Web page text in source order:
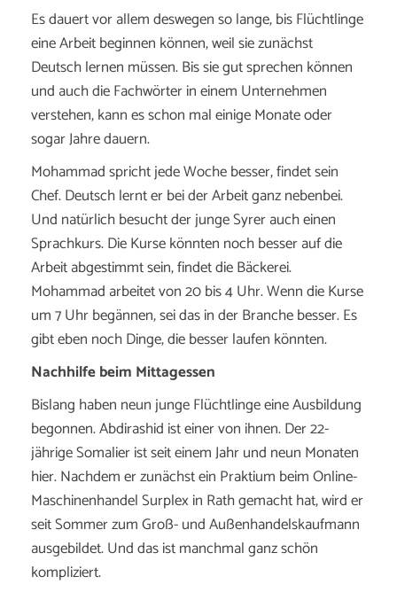
Es dauert vor allem deswegen so lange, bis Flüchtlinge
eine Arbeit beginnen können, weil sie zunächst
Deutsch lernen müssen. Bis sie gut sprechen können
und auch die Fachwörter in einem Unternehmen
verstehen, kann es schon mal einige Monate oder
sogar Jahre dauern.
Mohammad spricht jede Woche besser, findet sein
Chef. Deutsch lernt er bei der Arbeit ganz nebenbei.
Und natürlich besucht der junge Syrer auch einen
Sprachkurs. Die Kurse könnten noch besser auf die
Arbeit abgestimmt sein, findet die Bäckerei.
Mohammad arbeitet von 20 bis 4 Uhr. Wenn die Kurse
um 7 Uhr begännen, sei das in der Branche besser. Es
gibt eben noch Dinge, die besser laufen könnten.
Nachhilfe beim Mittagessen
Bislang haben neun junge Flüchtlinge eine Ausbildung
begonnen. Abdirashid ist einer von ihnen. Der 22-
jährige Somalier ist seit einem Jahr und neun Monaten
hier. Nachdem er zunächst ein Praktium beim Online-
Maschinenhandel Surplex in Rath gemacht hat, wird er
seit Sommer zum Groß- und Außenhandelskaufmann
ausgebildet. Und das ist manchmal ganz schön
kompliziert.